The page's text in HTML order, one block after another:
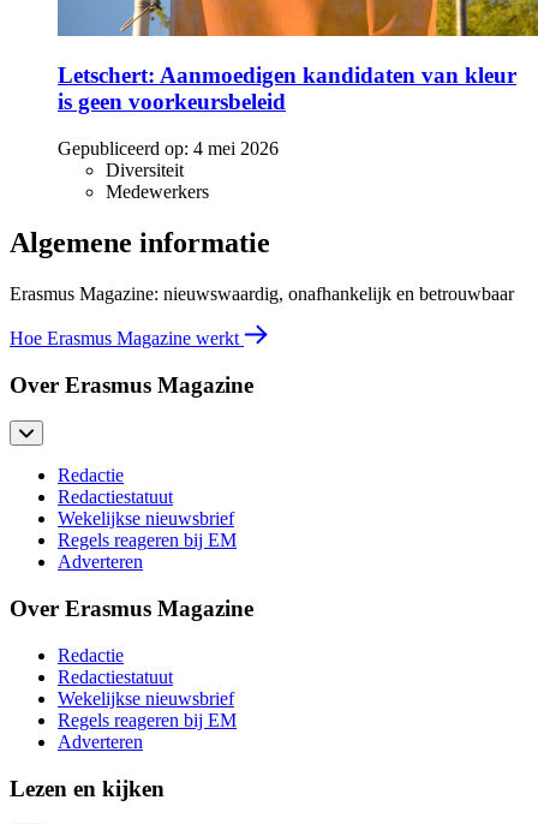
Letschert: Aanmoedigen kandidaten van kleur
is geen voorkeursbeleid
Gepubliceerd op: 4 mei 2026
Diversiteit
Medewerkers
Algemene informatie
Erasmus Magazine: nieuwswaardig, onafhankelijk en betrouwbaar
Hoe Erasmus Magazine werkt
Over Erasmus Magazine
Redactie
Redactiestatuut
Wekelijkse nieuwsbrief
Regels reageren bij EM
Adverteren
Over Erasmus Magazine
Redactie
Redactiestatuut
Wekelijkse nieuwsbrief
Regels reageren bij EM
Adverteren
Lezen en kijken